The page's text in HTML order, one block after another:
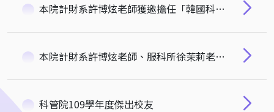
本院計財系許博炫老師獲邀擔任「韓國科學技術院創新與技術管理研究所」之國際諮議委員
本院計財系許博炫老師、服科所徐茉莉老師、計財系黃德源老師，榮獲 2021玉山學術獎！
科管院109學年度傑出校友